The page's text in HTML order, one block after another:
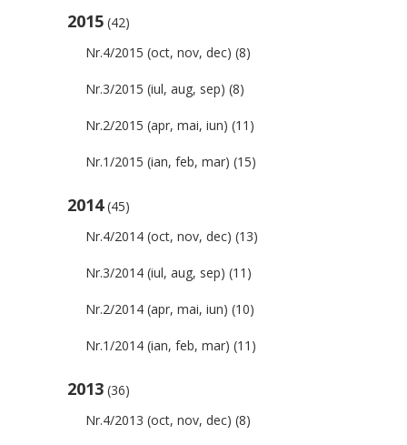
2015 (42)
Nr.4/2015 (oct, nov, dec) (8)
Nr.3/2015 (iul, aug, sep) (8)
Nr.2/2015 (apr, mai, iun) (11)
Nr.1/2015 (ian, feb, mar) (15)
2014(45)
Nr.4/2014 (oct, nov, dec) (13)
Nr.3/2014 (iul, aug, sep) (11)
Nr.2/2014 (apr, mai, iun) (10)
Nr.1/2014 (ian, feb, mar) (11)
2013 (36)
Nr.4/2013 (oct, nov, dec) (8)